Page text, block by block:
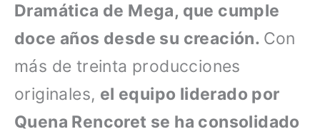
Dramática de Mega, que cumple
doce años desde su creación. Con
más de treinta producciones
originales, el equipo liderado por
Quena Rencoret se ha consolidado